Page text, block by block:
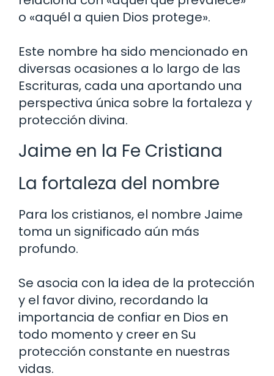
o «aquél a quien Dios protege».
Este nombre ha sido mencionado en
diversas ocasiones a lo largo de las
Escrituras, cada una aportando una
perspectiva única sobre la fortaleza y
protección divina.
Jaime en la Fe Cristiana
La fortaleza del nombre
Para los cristianos, el nombre Jaime
toma un significado aún más
profundo.
Se asocia con la idea de la protección
y el favor divino, recordando la
importancia de confiar en Dios en
todo momento y creer en Su
protección constante en nuestras
vidas.